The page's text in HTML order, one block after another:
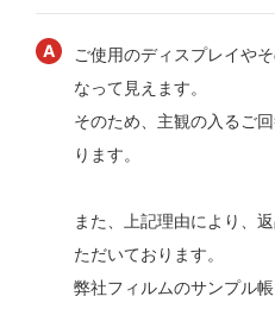
ご使用のディスプレイや
なって見えます。
そのため、主観の入るご
ります。
また、上記理由により、
ただいております。
弊社フィルムのサンプル